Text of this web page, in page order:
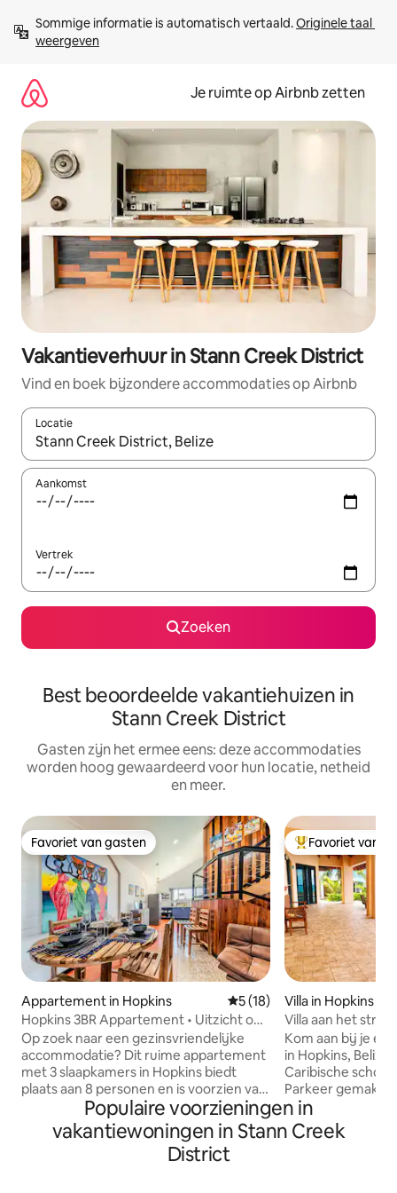
direct
naar
Sommige informatie is automatisch vertaald. Originele taal
weergeven
Je ruimte op Airbnb zetten
Vakantieverhuur in Stann Creek District
Vind en boek bijzondere accommodaties op Airbnb
Locatie
Wanneer er suggesties beschikbaar zijn, maak je een keuze
Aankomst
Vertrek
Zoeken
Best beoordeelde vakantiehuizen in
Stann Creek District
Gasten zijn het ermee eens: deze accommodaties
worden hoog gewaardeerd voor hun locatie, netheid
en meer.
Favoriet van gasten
Favoriet van gasten
Appartement in Hopkins Gemiddelde beoordeling
5 (18)
Hopkins 3BR Appartement • Uitzicht op
zee en bergen
Op zoek naar een gezinsvriendelijke
accommodatie? Dit ruime appartement
met 3 slaapkamers in Hopkins biedt
plaats aan 8 personen en is voorzien van
een kinderbedje en een babyfoon,
perfect voor de kleintjes. Op slechts
enkele minuten van openbare stranden,
strandresorts, winkels, restaurants en
Topfavoriet van
Favoriet van
Villa in Hopkins
Villa aan het
en 360° uitzicht
Kom aan bij je
in Hopkins,
Caribische
Parkeer
en geniet van
uitzicht op het
geniet van een
Populaire voorzieningen in
vakantiewoningen in Stann Creek
District